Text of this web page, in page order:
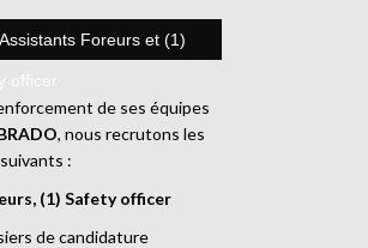
Foreurs et (1)
officer
de ses équipes
, nous recrutons les
:
(1) Safety officer
de candidature